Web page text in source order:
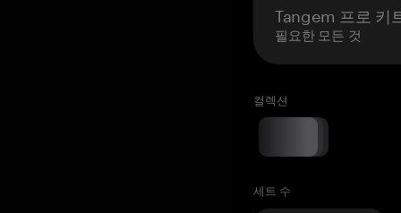
Tangem 프로 키
필요한 모든 것
컬렉션
세트 수